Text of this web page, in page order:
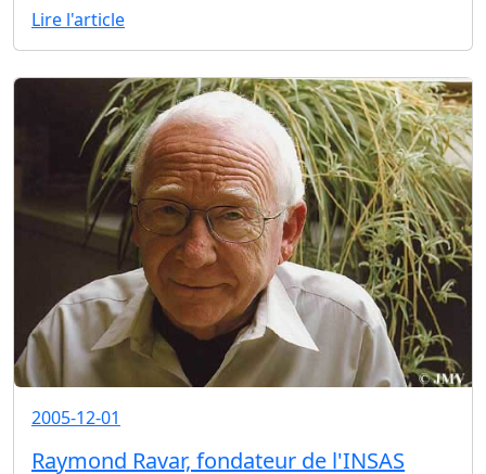
Lire l'article
2005-12-01
Raymond Ravar, fondateur de l'INSAS